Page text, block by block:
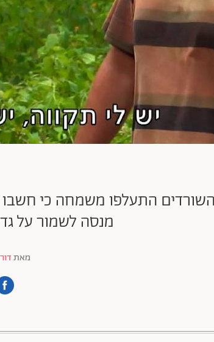
התעלפו משמחה כי
מנסה לשמור על
מאת